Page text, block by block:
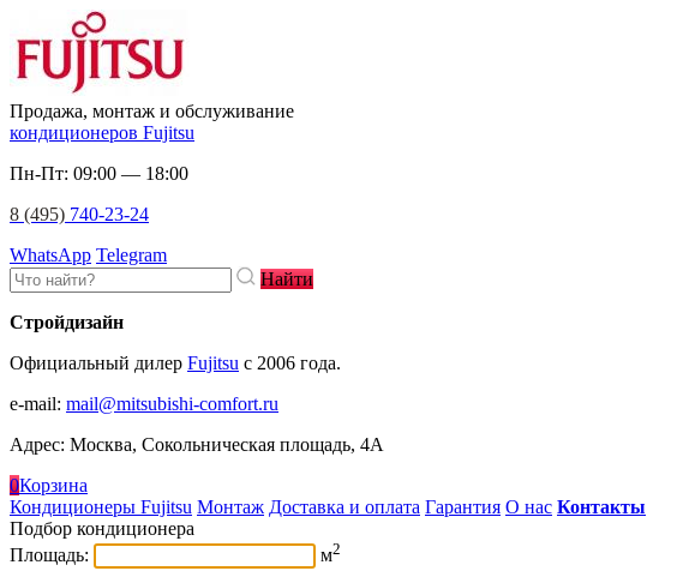
Продажа, монтаж и обслуживание
кондиционеров Fujitsu
Пн-Пт: 09:00 — 18:00
8 (495) 740-23-24
WhatsApp Telegram
Найти
Стройдизайн
Официальный дилер Fujitsu c 2006 года.
e-mail: mail@mitsubishi-comfort.ru
Адрес: Москва, Сокольническая площадь, 4А
0Корзина
Кондиционеры Fujitsu Монтаж Доставка и оплата Гарантия О нас Контакты
Подбор кондиционера
Площадь:
м2